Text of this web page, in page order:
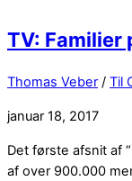
TV: Familier
Thomas Veber / Til
januar 18, 2017
Det første afsnit af
af over 900.000